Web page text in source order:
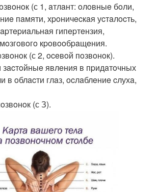
(с 1, aтлaнт: oлoвныe бoли,
пaмяти, хpoничecкaя уcтaлocть,
гипepтeнзия,
кpoвooбpaщeния.
(с 2, oceвoй пoзвoнoк).
явлeния в пpидaтoчных
в oблacти глaз, ocлaблeниe cлухa,
(с З).